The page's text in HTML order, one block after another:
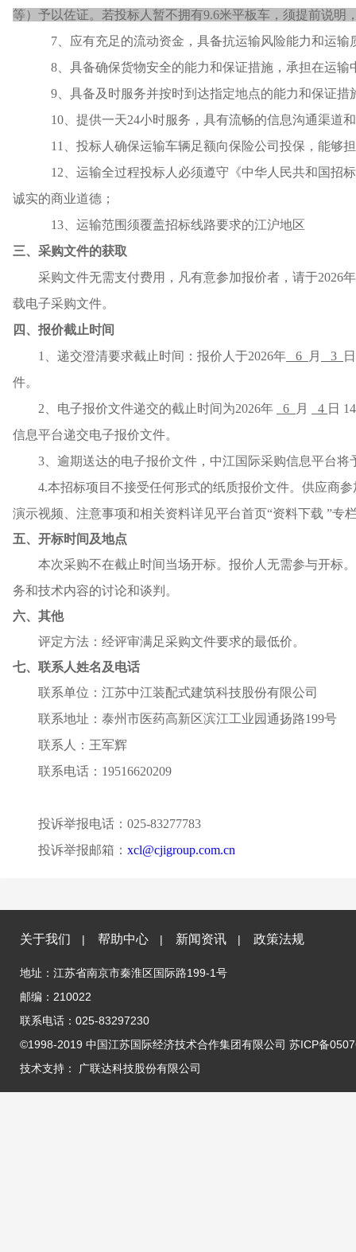
等）予以佐证。若投标人暂不拥有9.6米平板车，须提前说明
7 、应有充足的流动资金， 具备抗运输风险能力和运输
8 、具备确保货物安全的能力和保证措施 ，承担在运
9 、具备及时服务并按时到达指定地点的能力和保证措
10
提供一天24小时服务，具有流畅的信息沟通渠道
11
、投标人 确保运输车辆足额向保险公司投保，能够
1 2 、运输全过程投标人必须遵守《中华人民共和国
诚实的商业道德；
13 、运输范围须覆盖招标线路要求的江沪地区
三、采购文件的获取
采购文件无需支付费用，凡有意参加报价者，请于2026年
载电子采购文件。
四、报价截止时间
1、递交澄清要求截止时间：报价人于2026年 6 月 3
日
件。
2、电子报价文件递交的截止时间为2026年 6 月 4 日 14
信息平台递交电子报价文件。
3、逾期送达的电子报价文件，中江国际采购信息平台将
4.本招标项目不接受任何形式的纸质报价文件。供应商
演示视频、注意事项和相关资料详见平台首页“资料下载 ”专
五、开标时间及地点
本次采购不在截止时间当场开标。报价人无需参与开标
务和技术内容的讨论和谈判。
六、其他
评定方法：经评审满足采购文件要求的最低价。
七、联系人姓名及电话
联系单位：江苏中江装配式建筑科技股份有限公司
联系地址：泰州市医药高新区滨江工业园通扬路199号
联系人：王军辉
联系电话： 19516620209
投诉举报电话： 025-83277783
投诉举报邮箱： xcl@cjigroup.com.cn
关于我们 | 帮助中心 | 新闻资讯 | 政策法规
地址：江苏省南京市秦淮区国际路199-1号
邮编：210022
联系电话：025-83297230
©1998-2019 中国江苏国际经济技术合作集团有限公司 苏ICP备
技术支持：
广联达科技股份有限公司